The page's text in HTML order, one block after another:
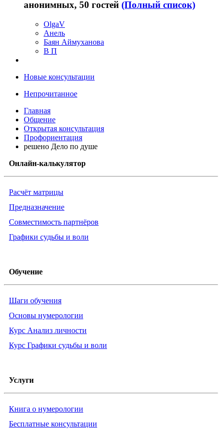
анонимных, 50 гостей (Полный список)
OlgaV
Анель
Баян Аймуханова
В П
Новые консультации
Непрочитанное
Главная
Общение
Открытая консультация
Профориентация
решено Дело по душе
Онлайн-калькулятор
Расчёт матрицы
Предназначение
Совместимость партнёров
Графики судьбы и воли
Обучение
Шаги обучения
Основы нумерологии
Курс Анализ личности
Курс Графики судьбы и воли
Услуги
Книга о нумерологии
Бесплатные консультации